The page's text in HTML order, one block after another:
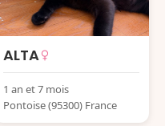
ALTA
1 an et 7 mois
Pontoise (95300) France